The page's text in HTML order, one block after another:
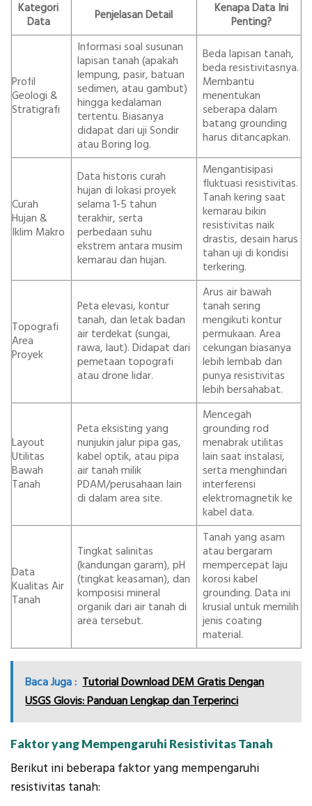
Kategori
Data
Penjelasan Detail
Kenapa Data Ini
Penting?
Profil
Geologi &
Stratigrafi
Informasi soal susunan
lapisan tanah (apakah
lempung, pasir, batuan
sedimen, atau gambut)
hingga kedalaman
tertentu. Biasanya
didapat dari uji Sondir
atau Boring log.
Beda lapisan tanah,
beda resistivitasnya.
Membantu
menentukan
seberapa dalam
batang grounding
harus ditancapkan.
Curah
Hujan &
Iklim Makro
Data historis curah
hujan di lokasi proyek
selama 1-5 tahun
terakhir, serta
perbedaan suhu
ekstrem antara musim
kemarau dan hujan.
Mengantisipasi
fluktuasi resistivitas.
Tanah kering saat
kemarau bikin
resistivitas naik
drastis, desain harus
tahan uji di kondisi
terkering.
Topografi
Area
Proyek
Peta elevasi, kontur
tanah, dan letak badan
air terdekat (sungai,
rawa, laut). Didapat dari
pemetaan topografi
atau drone lidar.
Arus air bawah
tanah sering
mengikuti kontur
permukaan. Area
cekungan biasanya
lebih lembab dan
punya resistivitas
lebih bersahabat.
Layout
Utilitas
Bawah
Tanah
Peta eksisting yang
nunjukin jalur pipa gas,
kabel optik, atau pipa
air tanah milik
PDAM/perusahaan lain
di dalam area site.
Mencegah
grounding rod
menabrak utilitas
lain saat instalasi,
serta menghindari
interferensi
elektromagnetik ke
kabel data.
Data
Kualitas Air
Tanah
Tingkat salinitas
(kandungan garam), pH
(tingkat keasaman), dan
komposisi mineral
organik dari air tanah di
area tersebut.
Tanah yang asam
atau bergaram
mempercepat laju
korosi kabel
grounding. Data ini
krusial untuk memilih
jenis coating
material.
Baca Juga : Tutorial Download DEM Gratis Dengan
USGS Glovis: Panduan Lengkap dan Terperinci
Faktor yang Mempengaruhi Resistivitas Tanah
Berikut ini beberapa faktor yang mempengaruhi
resistivitas tanah: